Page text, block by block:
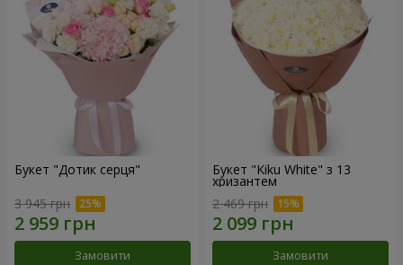
Букет "Дотик серця"
3 945 грн
Замовити
Букет "Kiku White" з 13
хризантем
2 469 грн
Замовити